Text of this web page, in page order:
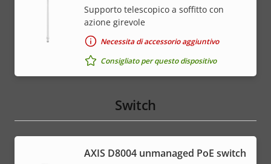
Supporto telescopico a soffitto con
azione girevole
Necessita di accessorio aggiuntivo
Consigliato per questo dispositivo
Switch
AXIS ​D8004 unmanaged PoE switch